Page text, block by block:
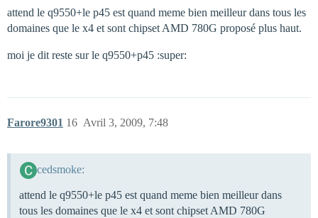
attend le q9550+le p45 est quand meme bien meilleur dans tous les
domaines que le x4 et sont chipset AMD 780G proposé plus haut.
moi je dit reste sur le q9550+p45 :super:
Farore9301 Avril 3, 2009, 7:48
16
cedsmoke:
attend le q9550+le p45 est quand meme bien meilleur dans
tous les domaines que le x4 et sont chipset AMD 780G